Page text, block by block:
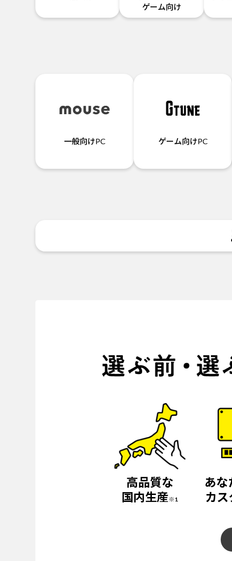
ゲーム向け
一般向けPC ゲーム向けPC
高品質な
国内生産※1
あな
カ